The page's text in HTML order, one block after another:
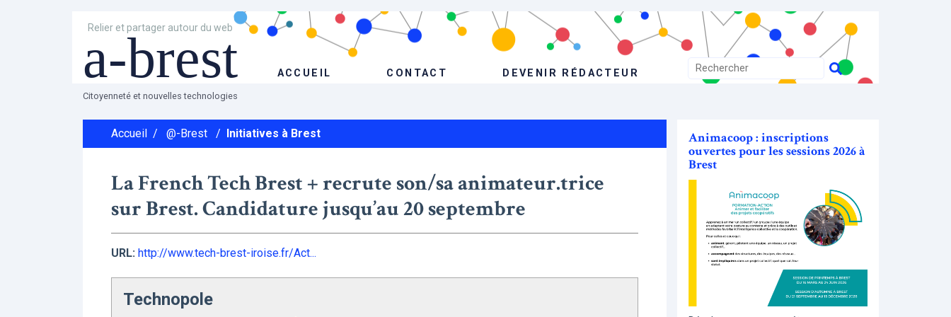
Relier et partager autour du web
a-brest ACCUEIL CONTACT DEVENIR RÉDACTEUR
Citoyenneté et nouvelles technologies
Accueil / @-Brest / Initiatives à Brest
La French Tech Brest + recrute son/sa animateur.trice
sur Brest. Candidature jusqu’au 20 septembre
URL: http://www.tech-brest-iroise.fr/Act...
Technopole
Animacoop : inscriptions
ouvertes pour les sessions 2026 à
Brest